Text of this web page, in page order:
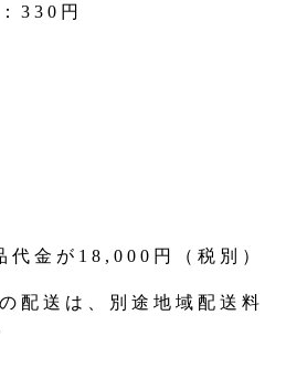
330円
金が18,000円（税別）
配送は、別途地域配送料